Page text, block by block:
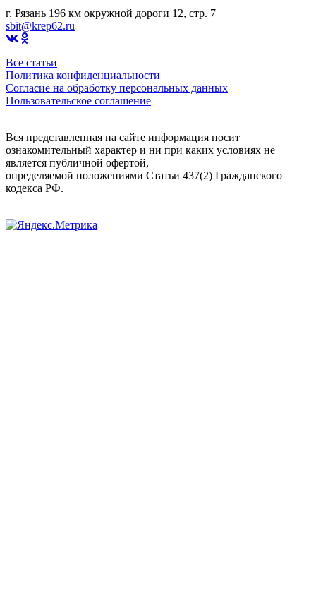
г. Рязань 196 км окружной дороги 12, стр. 7
sbit@krep62.ru
Все статьи
Политика конфиденциальности
Согласие на обработку персональных данных
Пользовательское соглашение
Вся представленная на сайте информация носит
ознакомительный характер и ни при каких условиях не
является публичной офертой,
определяемой положениями Статьи 437(2) Гражданского
кодекса РФ.